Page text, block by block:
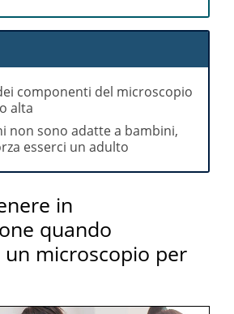
componenti del microscopio
alta
non sono adatte a bambini,
esserci un adulto
in
quando
microscopio per